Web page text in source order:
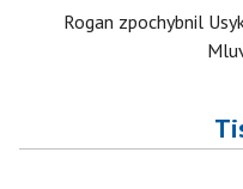
Rogan zpochybnil